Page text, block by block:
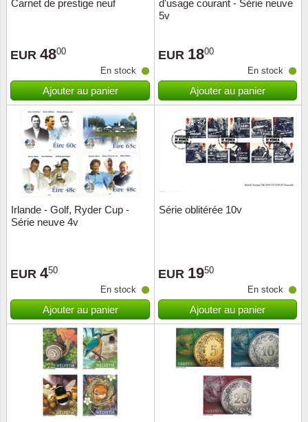
Carnet de prestige neuf
EUR 4800
En stock
Ajouter au panier
d'usage courant - Série neuve
5v
EUR 1800
En stock
Ajouter au panier
Irlande - Golf, Ryder Cup -
Série neuve 4v
EUR 450
En stock
Ajouter au panier
Série oblitérée 10v
EUR 1950
En stock
Ajouter au panier